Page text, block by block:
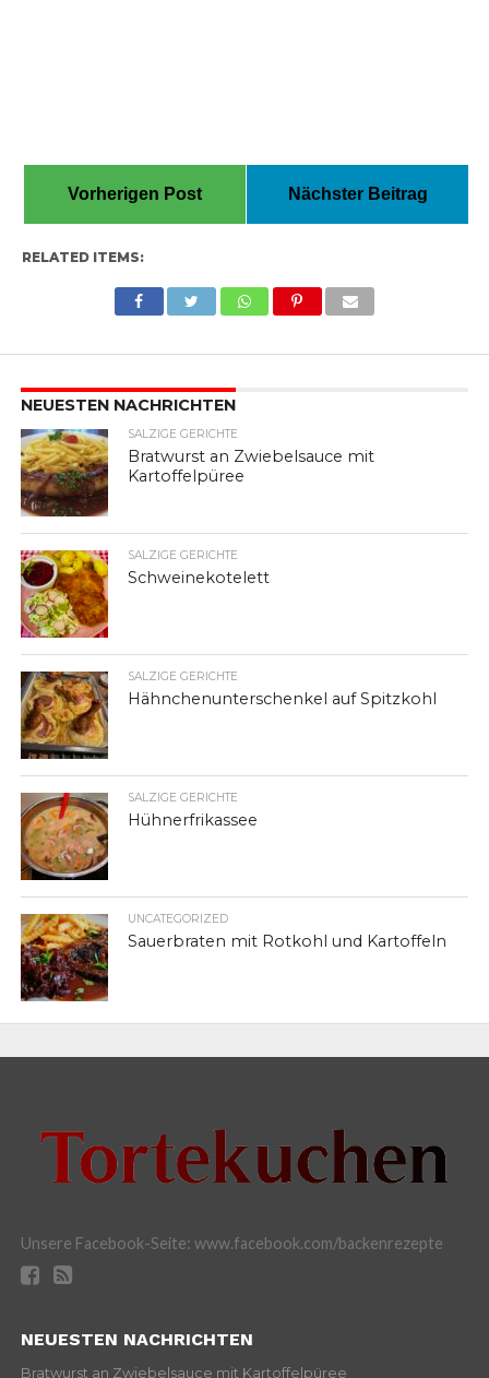
Vorherigen Post Nächster Beitrag
RELATED ITEMS:
NEUESTEN NACHRICHTEN
SALZIGE GERICHTE
Bratwurst an Zwiebelsauce mit
Kartoffelpüree
SALZIGE GERICHTE
Schweinekotelett
SALZIGE GERICHTE
Hähnchenunterschenkel auf Spitzkohl
SALZIGE GERICHTE
Hühnerfrikassee
UNCATEGORIZED
Sauerbraten mit Rotkohl und Kartoffeln
Unsere Facebook-Seite: www.facebook.com/backenrezepte
NEUESTEN NACHRICHTEN
Bratwurst an Zwiebelsauce mit Kartoffelpüree